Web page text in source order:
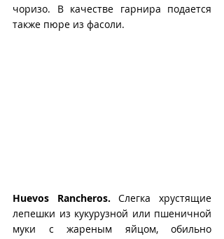
чоризо. В качестве гарнира подается
также пюре из фасоли.
Huevos Rancheros. Слегка хрустящие
лепешки из кукурузной или пшеничной
муки с жареным яйцом, обильно